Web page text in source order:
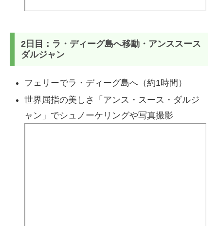
2日目：ラ・ディーグ島へ移動・アンススース
ダルジャン
フェリーでラ・ディーグ島へ（約1時間）
世界屈指の美しさ「アンス・スース・ダルジ
ャン」でシュノーケリングや写真撮影